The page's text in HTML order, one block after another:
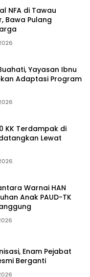
NFA di Tawau
Bawa Pulang
Yayasan Ibnu
Adaptasi Program
KK Terdampak di
Lewat
Warnai HAN
Anak PAUD-TK
Enam Pejabat
Berganti